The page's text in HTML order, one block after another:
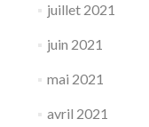
juillet 2021
juin 2021
mai 2021
avril 2021